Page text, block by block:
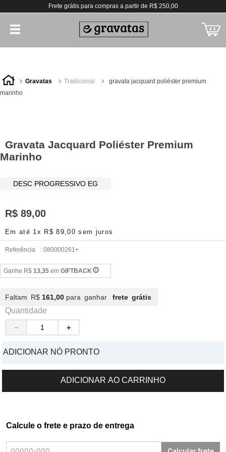
Frete grátis para compras a partir de R$ 250,00
gravatas tradicional
gravata jacquard poliéster premium
marinho
Gravata Jacquard Poliéster Premium
Marinho
DESC PROGRESSIVO EG
R$ 89,00
Em até 1x R$ 89,00 sem juros
Referência : 080000261+
Ganhe R$ 13,35 em GIFTBACK
Faltam R$ 161,00 para ganhar frete grátis
Quantidade
＋
－
ADICIONAR NÓ PRONTO
ADICIONAR AO CARRINHO
Calcule o frete e prazo de entrega